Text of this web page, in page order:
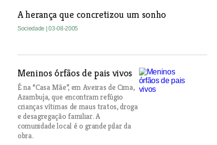
A herança que concretizou um sonho
Sociedade | 03-08-2005
Meninos órfãos de pais vivos
É na “Casa Mãe”, em Aveiras de Cima,
Azambuja, que encontram refúgio
crianças vítimas de maus tratos, droga
e desagregação familiar. A
comunidade local é o grande pilar da
obra.